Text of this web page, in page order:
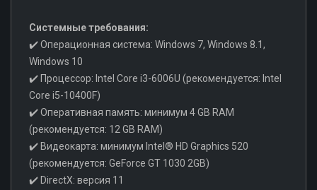
Системные требования:
✔️ Операционная система: Windows 7, Windows 8.1,
Windows 10
✔️ Процессор: Intel Core i3-6006U (рекомендуется: Intel
Core i5-10400F)
✔️ Оперативная память: минимум 4 GB RAM
(рекомендуется: 12 GB RAM)
✔️ Видеокарта: минимум Intel® HD Graphics 520
(рекомендуется: GeForce GT 1030 2GB)
✔️ DirectX: версия 11